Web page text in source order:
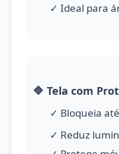
✓ Ideal para
🔷 Tela com
✓ Bloqueia
✓ Reduz